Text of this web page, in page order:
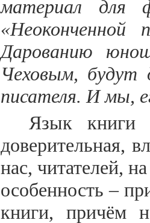
материал для
«Неоконченной
Дарованию
Чеховым, будут
писателя. И мы,
Язык книги
доверительная,
нас, читателей,
особенность –
книги, причём